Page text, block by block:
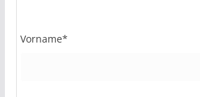
Vorname*